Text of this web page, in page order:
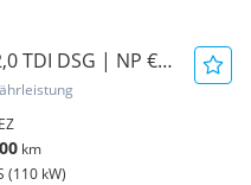
TDI DSG | NP €
EZ
km
(110 kW)